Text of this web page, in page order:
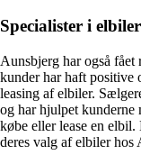
Specialister i
Aunsbjerg har også fået
kunder har haft positive
leasing af elbiler.
og har hjulpet kunderne
købe eller lease en
deres valg af elbiler hos